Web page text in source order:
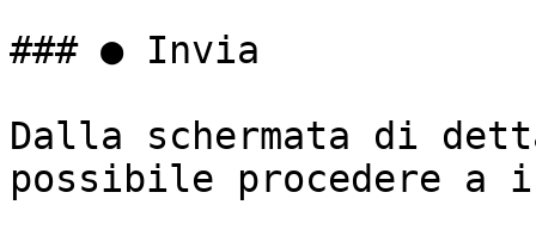
### ● Invia
Dalla schermata di
possibile procedere a